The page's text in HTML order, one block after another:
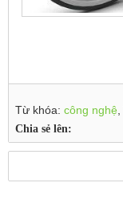
Từ khóa:công nghệ
Chia sẻ lên: